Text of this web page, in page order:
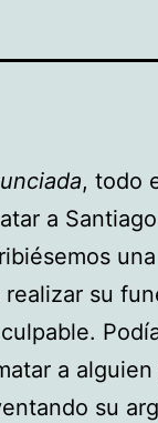
, todo
a
su
a
su